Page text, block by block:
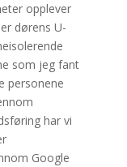
opplever
dørens U-
som jeg fant
personene
har vi
Google